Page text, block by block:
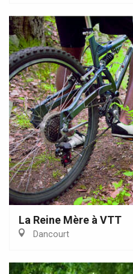
La Reine Mère à VTT
Dancourt